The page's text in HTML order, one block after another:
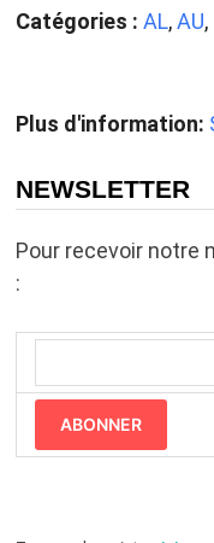
Catégories : AL,AU,
Plus d'information:
NEWSLETTER
Pour recevoir notre
:
ABONNER